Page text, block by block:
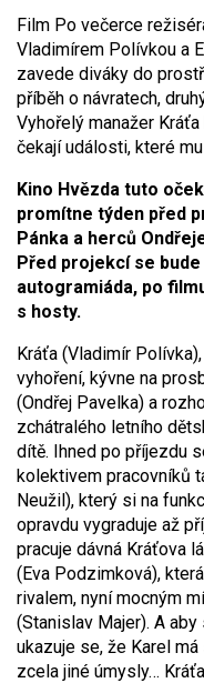
Film Po večerce
Vladimírem Polívkou a
zavede diváky do
příběh o návratech,
Vyhořelý manažer
čekají události, které
Kino Hvězda tuto
promítne týden před
Pánka a herců
Před projekcí se
autogramiáda, po
s hosty.
Kráťa (Vladimír
vyhoření, kývne na
(Ondřej Pavelka) a
zchátralého letního
dítě. Ihned po příjezdu
kolektivem pracovníků
Neužil), který si na
opravdu vygraduje až
pracuje dávná Kráťova
(Eva Podzimková),
rivalem, nyní mocným
(Stanislav Majer). A
ukazuje se, že Karel
zcela jiné úmysly…